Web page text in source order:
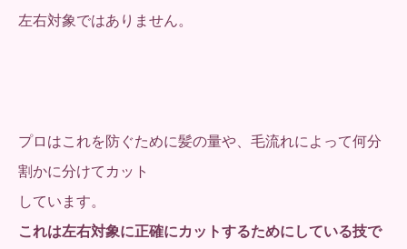
左右対象ではありません。
プロはこれを防ぐために髪の量や、毛流れによって何分
割かに分けてカット
しています。
これは左右対象に正確にカットするためにしている技で